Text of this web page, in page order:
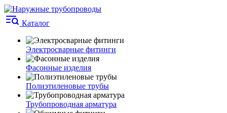
Каталог
Электросварные фитинги
Фасонные изделия
Полиэтиленовые трубы
Трубопроводная арматура